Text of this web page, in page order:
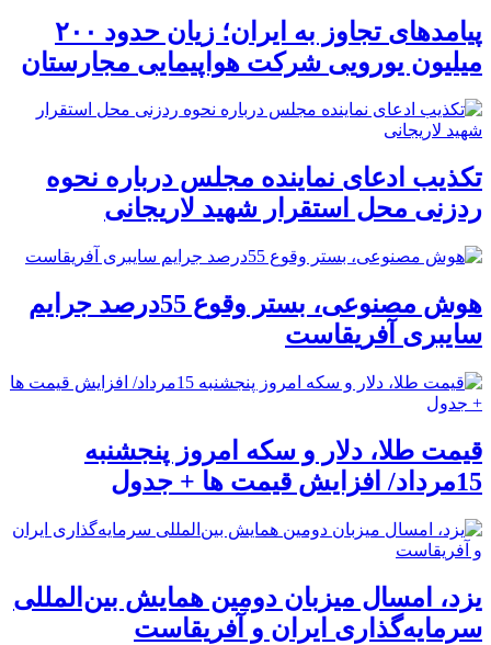
پیامدهای تجاوز به ایران؛ زیان حدود ۲۰۰
میلیون یورویی شرکت هواپیمایی مجارستان
تکذیب ادعای نماینده مجلس درباره نحوه
ردزنی محل استقرار شهید لاریجانی
هوش مصنوعی، بستر وقوع 55درصد جرایم
سایبری آفریقاست
قیمت طلا، دلار و سکه امروز پنجشنبه
15مرداد/ افزایش قیمت ها + جدول
یزد، امسال میزبان دومین همایش بین‌المللی
سرمایه‌گذاری ایران و آفریقاست